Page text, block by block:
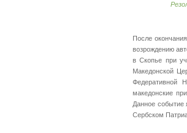
После
возрождению
в Скопье при
Македонской
Федеративной
македонские
Данное событие
Сербском